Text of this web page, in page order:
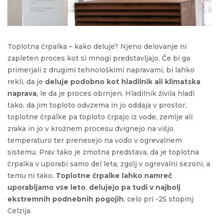
Toplotna črpalka – kako deluje? Njeno delovanje ni
zapleten proces kot si mnogi predstavljajo. Če bi ga
primerjali z drugimi tehnološkimi napravami, bi lahko
rekli, da je deluje podobno kot hladilnik ali klimatska
naprava, le da je proces obrnjen. Hladilnik živila hladi
tako, da jim toploto odvzema in jo oddaja v prostor,
toplotne črpalke pa toploto črpajo iz vode, zemlje ali
zraka in jo v krožnem procesu dvignejo na višjo
temperaturo ter prenesejo na vodo v ogrevalnem
sistemu. Prav tako je zmotna predstava, da je toplotna
črpalka v uporabi samo del leta, zgolj v ogrevalni sezoni, a
temu ni tako. Toplotne črpalke lahko namreč
uporabljamo vse leto, delujejo pa tudi v najbolj
ekstremnih podnebnih pogojih, celo pri -25 stopinj
Celzija.